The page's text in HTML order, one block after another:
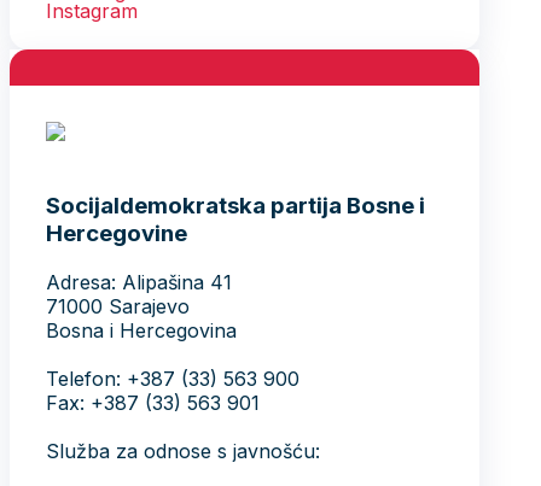
Socijaldemokratska partija Bosne i
Hercegovine
Adresa: Alipašina 41
71000 Sarajevo
Bosna i Hercegovina
Telefon: +387 (33) 563 900
Fax: +387 (33) 563 901
Služba za odnose s javnošću: